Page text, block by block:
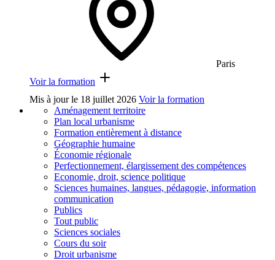
Paris
Voir la formation
Mis à jour le 18 juillet 2026 Voir la formation
Aménagement territoire
Plan local urbanisme
Formation entièrement à distance
Géographie humaine
Économie régionale
Perfectionnement, élargissement des compétences
Economie, droit, science politique
Sciences humaines, langues, pédagogie, information
communication
Publics
Tout public
Sciences sociales
Cours du soir
Droit urbanisme